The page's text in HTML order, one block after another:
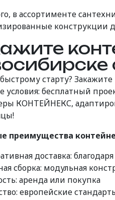
в ассортименте
конструкции
быстрому старту?
условия: бесплатный
КОНТЕЙНЕКС,
преимущества
доставка:
сборка: модульная
аренда или покупка
европейские